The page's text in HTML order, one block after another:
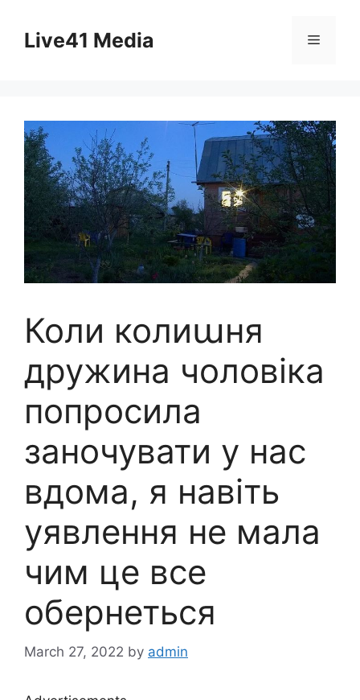
contentLive41 Media Menu
Коли колиաня
дружина чоловіка
попросила
заночувати у нас
вдома, я навіть
уявлення не мала
чим це все
обернеться
March 27, 2022 by admin